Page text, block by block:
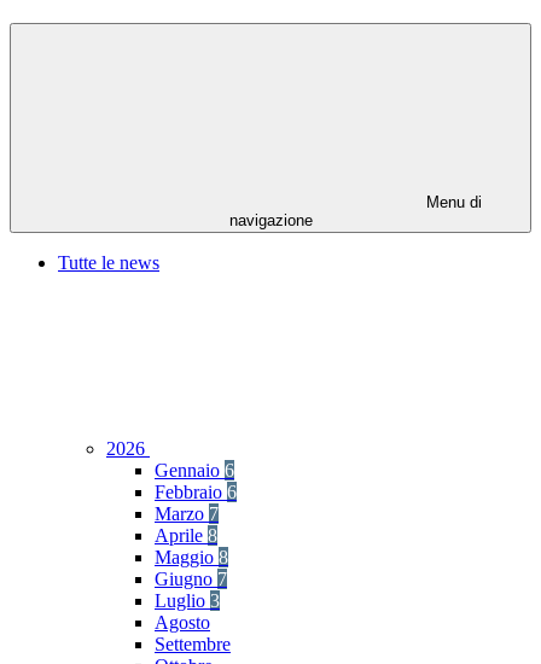
Menu di
navigazione
Tutte le news
2026
Gennaio 6
Febbraio 6
Marzo 7
Aprile 8
Maggio 8
Giugno 7
Luglio 3
Agosto
Settembre